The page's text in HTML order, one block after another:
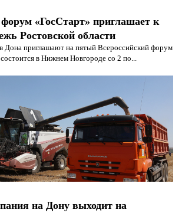
«ГосСтарт» приглашает к
Ростовской области
Дона приглашают на пятый Всероссийский форум
в Нижнем Новгороде со 2 по...
на Дону выходит на
политикой конфиденциальности и
политикой конфиденциальности и